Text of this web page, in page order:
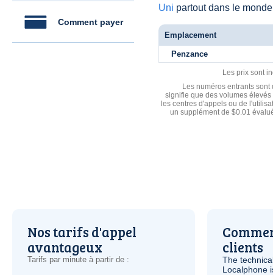
Comment payer
Uni partout dans le
Emplacement
Penzance
Les prix sont
Les numéros entrants
signifie que des volumes
les centres d'appels ou de
un supplément de $0.01
Nos tarifs d'appel
avantageux
Tarifs par minute à partir de :
clients
The
Localphone